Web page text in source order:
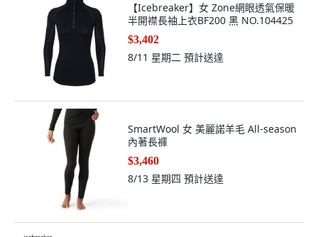
【Icebreaker】女 Zone網眼透氣保暖
半開襟長袖上衣BF200 黑 NO.104425
$3,402
8/11 星期二 預計送達
SmartWool 女 美麗諾羊毛 All-season
內著長褲
$3,460
8/13 星期四 預計送達